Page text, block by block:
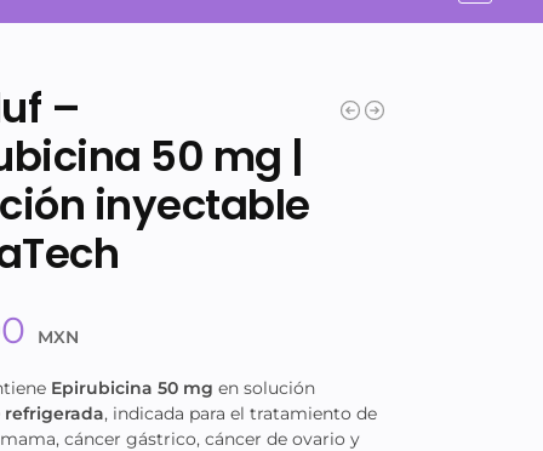
–
50 mg |
inyectable
MXN
Epirubicina 50 mg en solución
refrigerada, indicada para el tratamiento de
cáncer gástrico, cáncer de ovario y